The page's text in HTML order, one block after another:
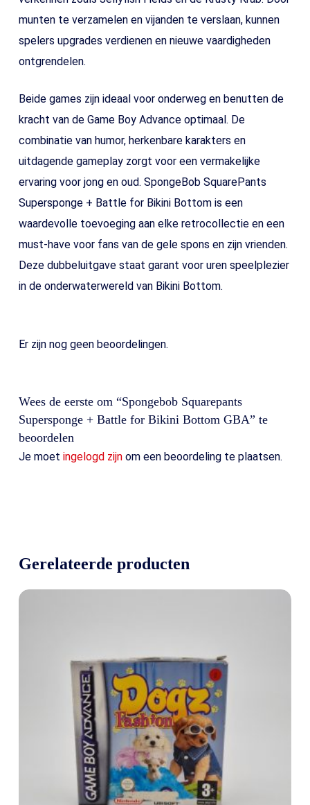
munten te verzamelen en vijanden te verslaan, kunnen
spelers upgrades verdienen en nieuwe vaardigheden
ontgrendelen.
Beide games zijn ideaal voor onderweg en benutten de
kracht van de Game Boy Advance optimaal. De
combinatie van humor, herkenbare karakters en
uitdagende gameplay zorgt voor een vermakelijke
ervaring voor jong en oud. SpongeBob SquarePants
Supersponge + Battle for Bikini Bottom is een
waardevolle toevoeging aan elke retrocollectie en een
must-have voor fans van de gele spons en zijn vrienden.
Deze dubbeluitgave staat garant voor uren speelplezier
in de onderwaterwereld van Bikini Bottom.
Er zijn nog geen beoordelingen.
Wees de eerste om “Spongebob Squarepants
Supersponge + Battle for Bikini Bottom GBA” te
beoordelen
Je moet ingelogd zijnom een beoordeling te plaatsen.
Gerelateerde producten